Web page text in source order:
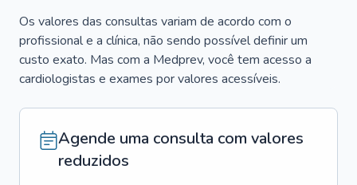
Os valores das consultas variam de acordo com o
profissional e a clínica, não sendo possível definir um
custo exato. Mas com a Medprev, você tem acesso a
cardiologistas e exames por valores acessíveis.
Agende uma consulta com valores
reduzidos